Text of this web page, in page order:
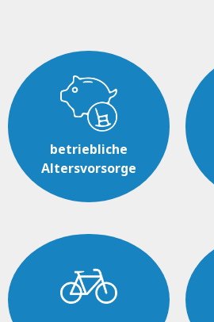
betriebliche
Altersvorsorge